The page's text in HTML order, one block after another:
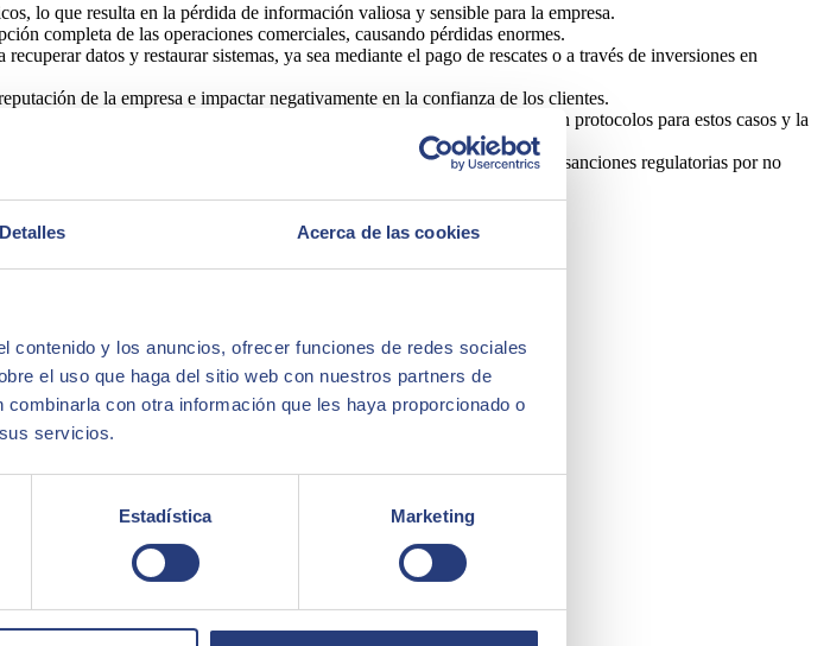
Detalles Acerca de las cookies
contenido y los anuncios, ofrecer funciones de redes sociales
el uso que haga del sitio web con nuestros partners de
con otra información que les haya proporcionado o
servicios.
Estadística Marketing
lo que resulta en la pérdida de información valiosa y sensible para la empresa.
completa de las operaciones comerciales, causando pérdidas enormes.
datos y restaurar sistemas, ya sea mediante el pago de rescates o a través de inversiones en
de la empresa e impactar negativamente en la confianza de los clientes.
llevar a la pérdida de clientes. Esto suele ser habitual cuándo no existen protocolos para estos casos y la
víctima de ransomware puede enfrentar consecuencias legales y sanciones regulatorias por no